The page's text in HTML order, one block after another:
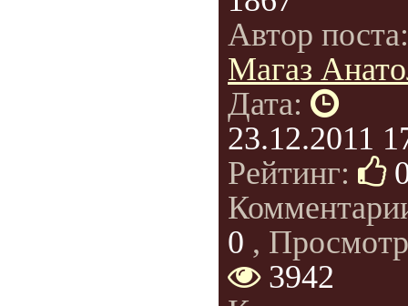
Автор
Магаз
Дата:
23.12.2011
Рейтинг:
0 ,
3942